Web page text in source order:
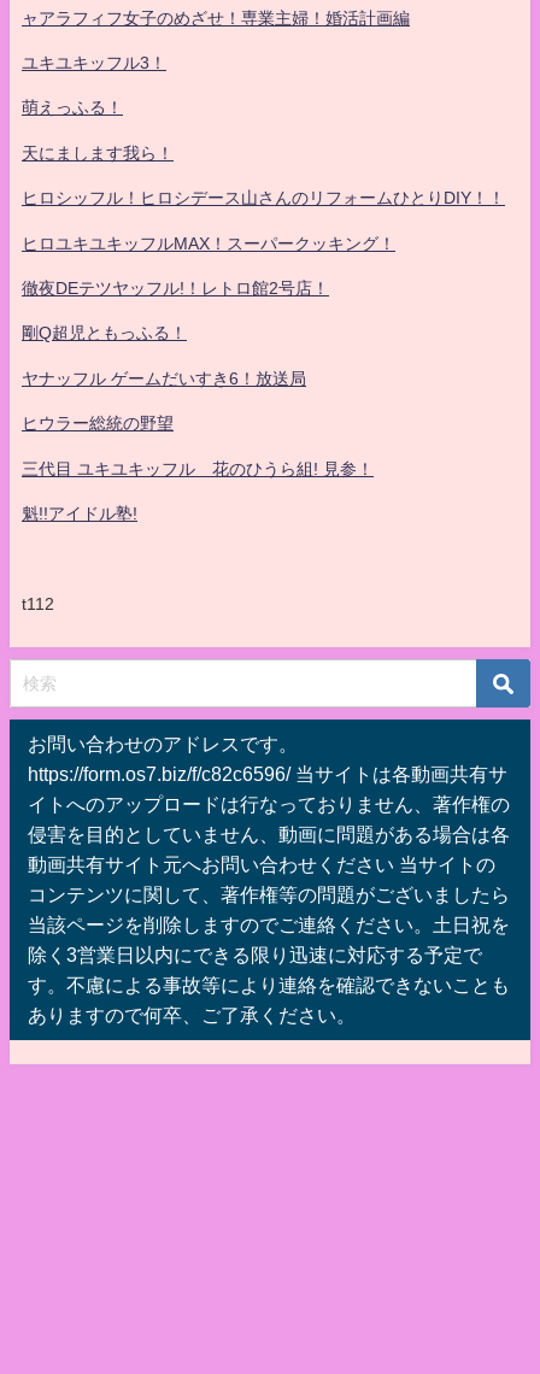
ャアラフィフ女子のめざせ！専業主婦！婚活計画編
ユキユキッフル3！
萌えっふる！
天にまします我ら！
ヒロシッフル！ヒロシデース山さんのリフォームひとりDIY！！
ヒロユキユキッフルMAX！スーパークッキング！
徹夜DEテツヤッフル!！レトロ館2号店！
剛Q超児ともっふる！
ヤナッフル ゲームだいすき6！放送局
ヒウラー総統の野望
三代目 ユキユキッフル 花のひうら組! 見参！
魁!!アイドル塾!
t112
お問い合わせのアドレスです。
https://form.os7.biz/f/c82c6596/ 当サイトは各動画共有サ
イトへのアップロードは行なっておりません、著作権の
侵害を目的としていません、動画に問題がある場合は各
動画共有サイト元へお問い合わせください 当サイトの
コンテンツに関して、著作権等の問題がございましたら
当該ページを削除しますのでご連絡ください。土日祝を
除く3営業日以内にできる限り迅速に対応する予定で
す。不慮による事故等により連絡を確認できないことも
ありますので何卒、ご了承ください。